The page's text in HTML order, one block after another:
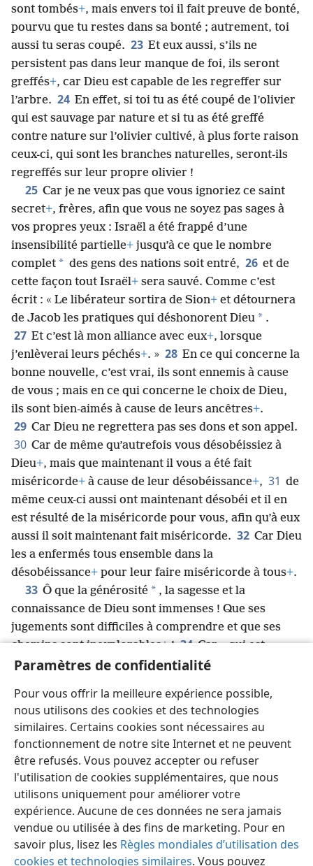
Paramètres de confidentialité
Pour vous offrir la meilleure expérience possible,
nous utilisons des cookies et des technologies
similaires. Certains cookies sont nécessaires au
fonctionnement de notre site Internet et ne peuvent
être refusés. Vous pouvez accepter ou refuser
l'utilisation de cookies supplémentaires, que nous
utilisons uniquement pour améliorer votre
expérience. Aucune de ces données ne sera jamais
vendue ou utilisée à des fins de marketing. Pour en
savoir plus, lisez les Règles mondiales d’utilisation des
cookies et technologies similaires. Vous pouvez
sont tombés+, mais envers toi il fait preuve de bonté,
pourvu que tu restes dans sa bonté ; autrement, toi
aussi tu seras coupé. 23 Et eux aussi, s’ils ne
persistent pas dans leur manque de foi, ils seront
greffés+, car Dieu est capable de les regreffer sur
l’arbre. 24 En effet, si toi tu as été coupé de l’olivier
qui est sauvage par nature et si tu as été greffé
contre nature sur l’olivier cultivé, à plus forte raison
ceux-ci, qui sont les branches naturelles, seront-ils
regreffés sur leur propre olivier !
25 Car je ne veux pas que vous ignoriez ce saint
secret+, frères, afin que vous ne soyez pas sages à
vos propres yeux : Israël a été frappé d’une
insensibilité partielle+ jusqu’à ce que le nombre
complet * des gens des nations soit entré, 26 et de
cette façon tout Israël+ sera sauvé. Comme c’est
écrit : « Le libérateur sortira de Sion+ et détournera
de Jacob les pratiques qui déshonorent Dieu * .
27 Et c’est là mon alliance avec eux+, lorsque
j’enlèverai leurs péchés+. » 28 En ce qui concerne la
bonne nouvelle, c’est vrai, ils sont ennemis à cause
de vous ; mais en ce qui concerne le choix de Dieu,
ils sont bien-aimés à cause de leurs ancêtres+.
29 Car Dieu ne regrettera pas ses dons et son appel.
30 Car de même qu’autrefois vous désobéissiez à
Dieu+, mais que maintenant il vous a été fait
miséricorde+ à cause de leur désobéissance+, 31 de
même ceux-ci aussi ont maintenant désobéi et il en
est résulté de la miséricorde pour vous, afin qu’à eux
aussi il soit maintenant fait miséricorde. 32 Car Dieu
les a enfermés tous ensemble dans la
désobéissance+ pour leur faire miséricorde à tous+.
33 Ô que la générosité * , la sagesse et la
connaissance de Dieu sont immenses ! Que ses
jugements sont difficiles à comprendre et que ses
chemins sont inexplorables+! 34 Car « qui est
parvenu à connaître la pensée de Jéhovah, ou qui est
premier, pour qu’on le rembourse+» ? 36 Parce que
c’est de lui, et par lui, et pour lui que sont toutes
choses. À lui soit la gloire pour toujours ! Amen.
Français Partager Préférences
Copyright© 2026 Watch Tower Bible and Tract Society of Pennsylvania
Conditions d’utilisation
Règles de confidentialité
Paramètres de confidentialité
JW.ORG